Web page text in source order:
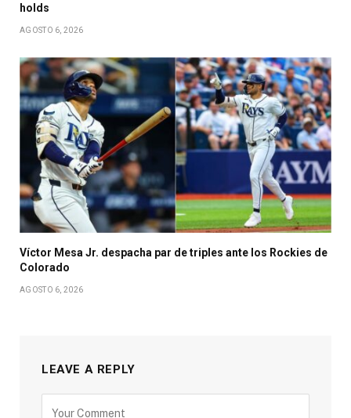
holds
AGOSTO 6, 2026
Víctor Mesa Jr. despacha par de triples ante los Rockies de
Colorado
AGOSTO 6, 2026
LEAVE A REPLY